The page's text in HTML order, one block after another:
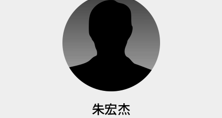
朱宏杰